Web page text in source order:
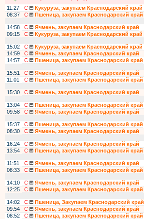
11:27
С Кукуруза, закупаем Краснодарский край
08:37
С Пшеница, закупаем Краснодарский край
14:58
С Ячмень, закупаем Краснодарский край
09:15
С Кукуруза, закупаем Краснодарский край
15:02
С Кукуруза, закупаем Краснодарский край
14:59
С Ячмень, закупаем Краснодарский край
14:57
С Пшеница, закупаем Краснодарский край
15:51
С Ячмень, закупаем Краснодарский край
11:01
С Пшеница, закупаем Краснодарский край
15:30
С Ячмень, закупаем Краснодарский край
13:04
С Пшеница, закупаем Краснодарский край
09:58
С Ячмень, закупаем Краснодарский край
15:37
С Пшеница, закупаем Краснодарский край
08:30
С Ячмень, закупаем Краснодарский край
16:24
С Ячмень, закупаем Краснодарский край
13:54
С Пшеница, закупаем Краснодарский край
11:51
С Ячмень, закупаем Краснодарский край
08:33
С Пшеница, закупаем Краснодарский край
14:10
С Ячмень, закупаем Краснодарский край
12:25
С Пшеница, закупаем Краснодарский край
14:02
С Пшеница, Закупаем Краснодарский край
09:54
С Ячмень, закупаем Краснодарский край
08:52
С Пшеница, закупаем Краснодарский край